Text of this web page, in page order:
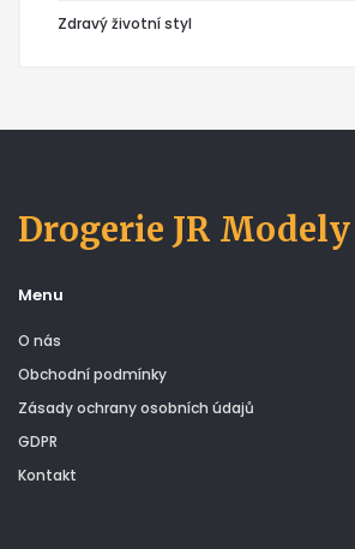
Zdravý životní styl
Drogerie JR Modely
Menu
O nás
Obchodní podmínky
Zásady ochrany osobních údajů
GDPR
Kontakt